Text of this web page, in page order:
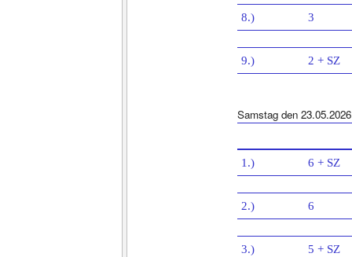
8.) 3
9.) 2 + SZ
Samstag den 23.05.2026
1.) 6 + SZ
2.) 6
3.) 5 + SZ